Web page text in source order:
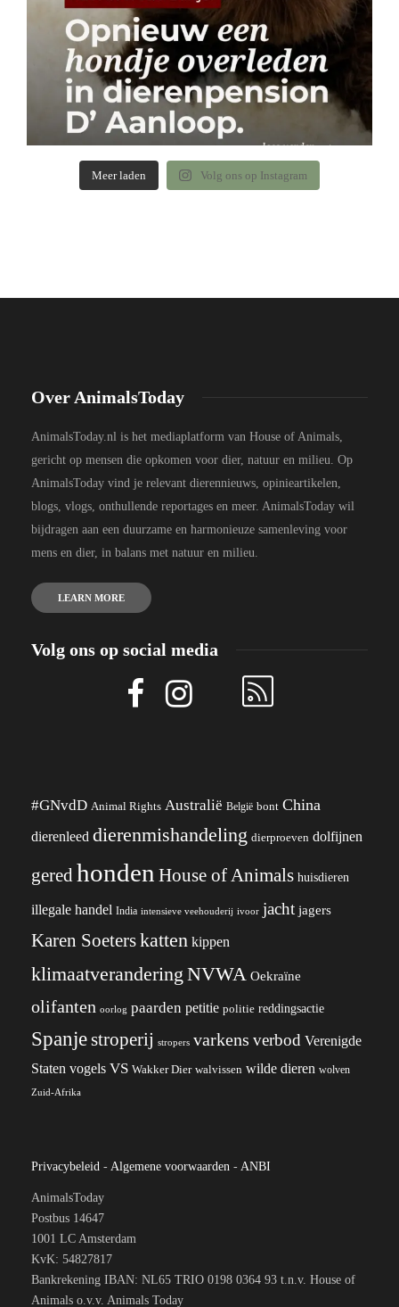
Meer laden Volg ons op Instagram
Over AnimalsToday
AnimalsToday.nl is het mediaplatform van House of Animals,
gericht op mensen die opkomen voor dier, natuur en milieu. Op
AnimalsToday vind je relevant dierennieuws, opinieartikelen,
blogs, vlogs, onthullende reportages en meer. AnimalsToday wil
bijdragen aan een duurzame en harmonieuze samenleving voor
mens en dier, in balans met natuur en milieu.
LEARN MORE
Volg ons op social media
#GNvdD Animal Rights Australië België bont China
dierenleed dierenmishandeling dierproeven dolfijnen
geredhonden House of Animals huisdieren
illegale handel India intensieve veehouderij ivoor jacht jagers
Karen Soeterskatten kippen
klimaatverandering NVWA Oekraïne
olifanten oorlog paarden petitie politie reddingsactie
Spanjestroperij stropers varkens verbod Verenigde
Staten vogels VS Wakker Dier walvissen wilde dieren wolven
Zuid-Afrika
Privacybeleid - Algemene voorwaarden - ANBI
AnimalsToday
Postbus 14647
1001 LC Amsterdam
KvK: 54827817
Bankrekening IBAN: NL65 TRIO 0198 0364 93 t.n.v. House of
Animals o.v.v. Animals Today